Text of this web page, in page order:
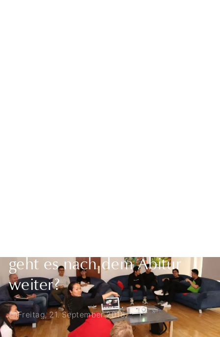
geht es nach dem Abitur
weiter?
Freitag, 21. September 2018